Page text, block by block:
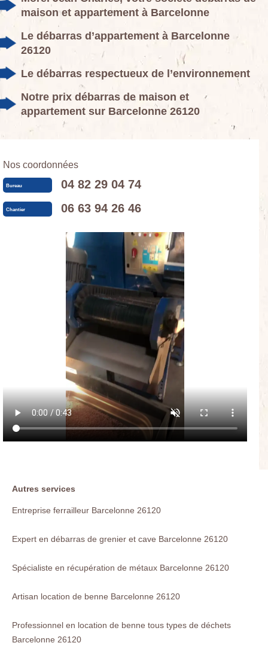
maison et appartement à Barcelonne
Le débarras d’appartement à Barcelonne
26120
Le débarras respectueux de l’environnement
Notre prix débarras de maison et
appartement sur Barcelonne 26120
Nos coordonnées
Bureau 04 82 29 04 74
Chantier 06 63 94 26 46
Autres services
Entreprise ferrailleur Barcelonne 26120
Expert en débarras de grenier et cave Barcelonne 26120
Spécialiste en récupération de métaux Barcelonne 26120
Artisan location de benne Barcelonne 26120
Professionnel en location de benne tous types de déchets
Barcelonne 26120